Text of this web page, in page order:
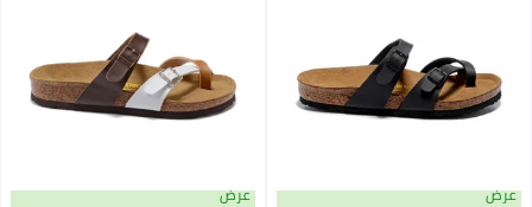
عرض عرض